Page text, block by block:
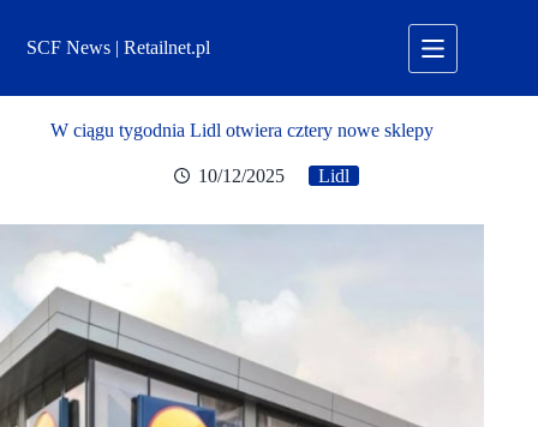
treściSCF News | Retailnet.pl
W ciągu tygodnia Lidl otwiera cztery nowe sklepy
10/12/2025 Lidl